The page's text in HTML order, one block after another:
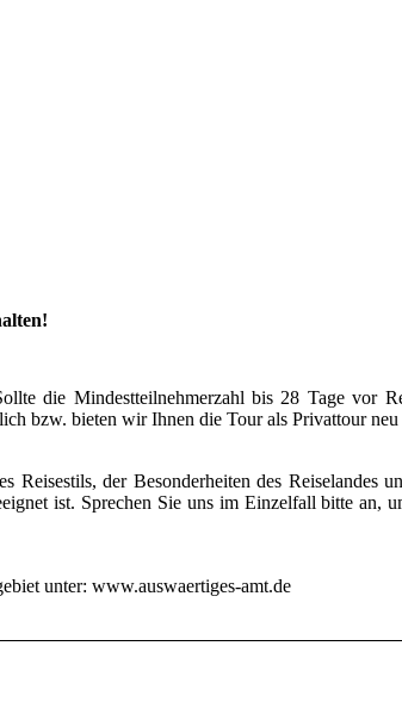
die Mindestteilnehmerzahl bis 28 Tage vor
bzw. bieten wir Ihnen die Tour als Privattour
der Besonderheiten des Reiselandes
ist. Sprechen Sie uns im Einzelfall bitte an,
unter: www.auswaertiges-amt.de